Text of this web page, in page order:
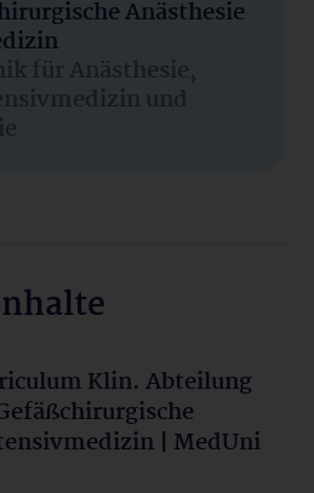
Anästhesie
für Anästhesie,
und
Klin. Abteilung
| MedUni